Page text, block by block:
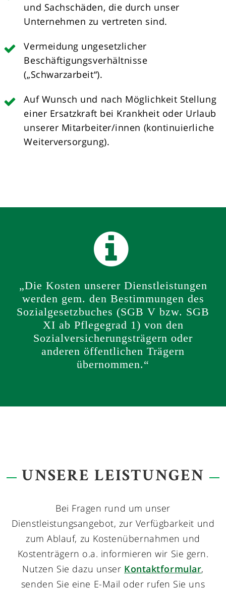
und Sachschäden, die durch unser
Unternehmen zu vertreten sind.
Vermeidung ungesetzlicher
Beschäftigungsverhältnisse
(„Schwarzarbeit“).
Auf Wunsch und nach Möglichkeit Stellung
einer Ersatzkraft bei Krankheit oder Urlaub
unserer Mitarbeiter/innen (kontinuierliche
Weiterversorgung).
„Die Kosten unserer Dienstleistungen
werden gem. den Bestimmungen des
Sozialgesetzbuches (SGB V bzw. SGB
XI ab Pflegegrad 1) von den
Sozialversicherungsträgern oder
anderen öffentlichen Trägern
übernommen.“
UNSERE LEISTUNGEN
Bei Fragen rund um unser
Dienstleistungsangebot, zur Verfügbarkeit und
zum Ablauf, zu Kostenübernahmen und
Kostenträgern o.a. informieren wir Sie gern.
Nutzen Sie dazu unser Kontaktformular,
senden Sie eine E-Mail oder rufen Sie uns